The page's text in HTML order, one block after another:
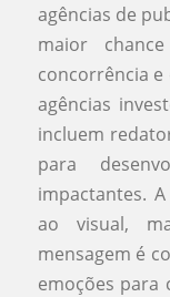
agências de
maior
concorrência e
agências
incluem
para
impactantes.
ao visual,
mensagem é
emoções para